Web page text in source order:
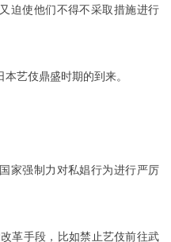
迫使他们不得不采取措施进行
艺伎鼎盛时期的到来。
家强制力对私娼行为进行严厉
革手段，比如禁止艺伎前往武